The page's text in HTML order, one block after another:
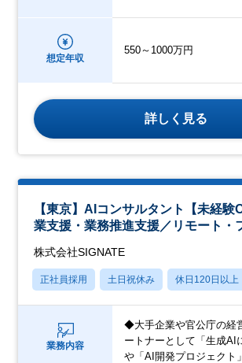
想定年収
550～1000万円
詳しく見る
【東京】AIコンサルタント【未経験
業支援・業務推進支援／リモート・
株式会社SIGNATE
正社員採用 土日祝休み 休日120日以上
業務内容
◆大手企業や官公庁の経
ートナーとして「生成AI
や「AI開発プロジェクト